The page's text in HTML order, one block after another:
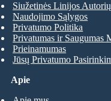
Apie
Siužetinės Linijos
Naudojimo Sąlygos
Privatumo Politika
Privatumas ir Saugumas
Prieinamumas
Jūsų Privatumo